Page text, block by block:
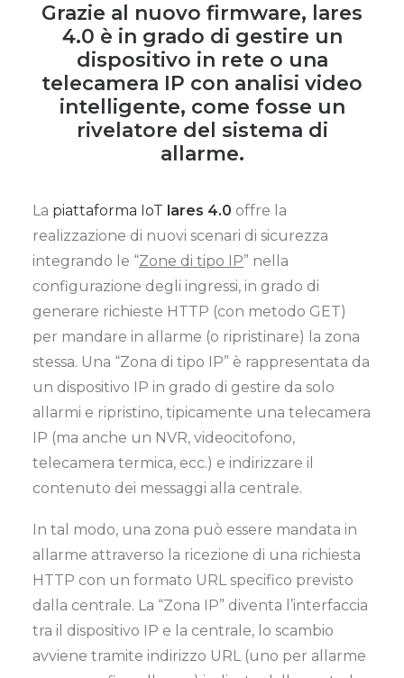
Grazie al nuovo firmware, lares
4.0 è in grado di gestire un
dispositivo in rete o una
telecamera IP con analisi video
intelligente, come fosse un
rivelatore del sistema di
allarme.
La piattaforma IoT lares 4.0 offre la
realizzazione di nuovi scenari di sicurezza
integrando le “Zone di tipo IP” nella
configurazione degli ingressi, in grado di
generare richieste HTTP (con metodo GET)
per mandare in allarme (o ripristinare) la zona
stessa. Una “Zona di tipo IP” è rappresentata da
un dispositivo IP in grado di gestire da solo
allarmi e ripristino, tipicamente una telecamera
IP (ma anche un NVR, videocitofono,
telecamera termica, ecc.) e indirizzare il
contenuto dei messaggi alla centrale.
In tal modo, una zona può essere mandata in
allarme attraverso la ricezione di una richiesta
HTTP con un formato URL specifico previsto
dalla centrale. La “Zona IP” diventa l’interfaccia
tra il dispositivo IP e la centrale, lo scambio
avviene tramite indirizzo URL (uno per allarme